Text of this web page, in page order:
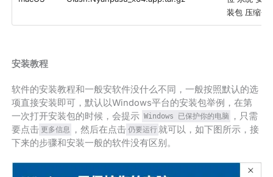
装包 压缩包
安装教程
软件的安装教程和一般安软件没什么不同，一般按照默认的选
项直接安装即可，默认以Windows平台的安装包举例，在第
一次打开安装包的时候，会提示 Windows 已保护你的电脑
，只需
要点击 更多信息 ，然后在点击 仍要运行 就可以，如下图所示，接
下来的步骤和安装一般的软件没有区别。